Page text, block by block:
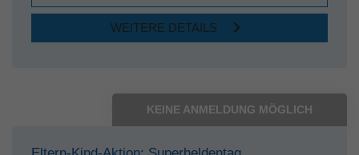
WEITERE DETAILS
KEINE ANMELDUNG MÖGLICH